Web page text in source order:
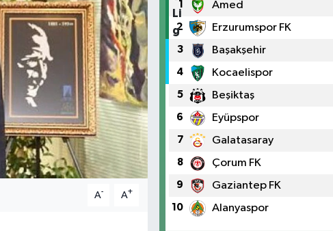
A- A+
1 Amed
2 Erzurumspor FK
3 Başakşehir
4 Kocaelispor
5 Beşiktaş
6 Eyüpspor
7 Galatasaray
8 Çorum FK
9 Gaziantep FK
10 Alanyaspor